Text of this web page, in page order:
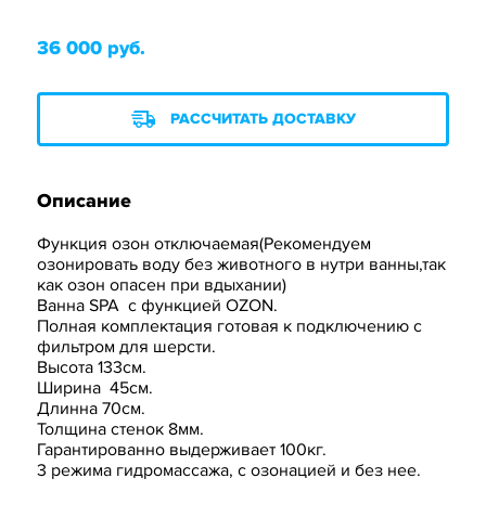
36 000 руб.
РАССЧИТАТЬ ДОСТАВКУ
Описание
Функция озон отключаемая(Рекомендуем
озонировать воду без животного в нутри ванны,так
как озон опасен при вдыхании)
Ванна SPA с функцией OZON.
Полная комплектация готовая к подключению с
фильтром для шерсти.
Высота 133см.
Ширина 45см.
Длинна 70см.
Толщина стенок 8мм.
Гарантированно выдерживает 100кг.
3 режима гидромассажа, с озонацией и без нее.